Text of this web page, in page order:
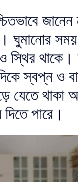
ঘুমানোর
স্থির
স্বপ্ন ও
যেতে থাকা
পারে।